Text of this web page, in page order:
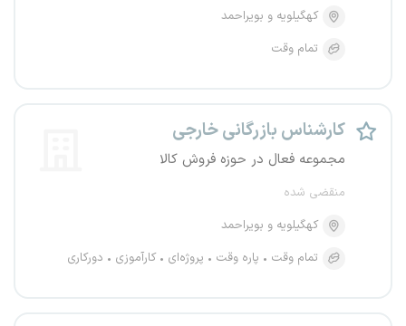
کهگیلویه و بویراحمد
تمام وقت
کارشناس بازرگانی خارجی
مجموعه فعال در حوزه فروش کالا
منقضی شده
کهگیلویه و بویراحمد
تمام وقت
پاره وقت پروژه‌ای کارآموزی دورکاری